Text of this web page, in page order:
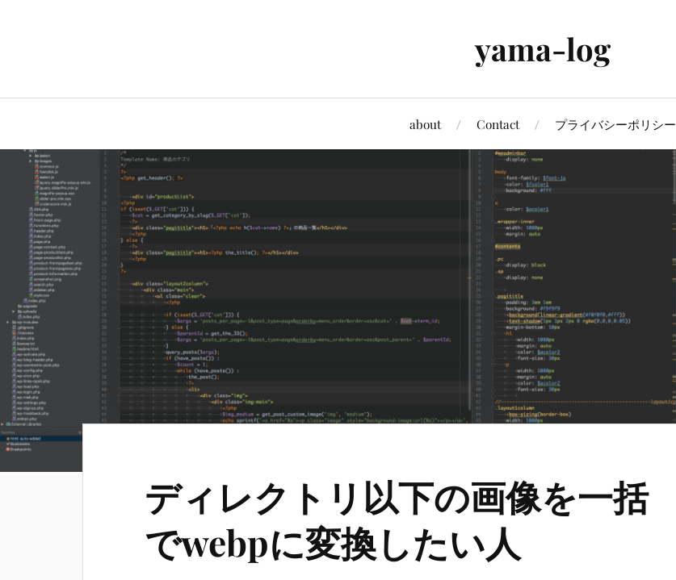
yama-log
about Contact プライバシーポリシー
ディレクトリ以下の画像を一括
でwebpに変換したい人